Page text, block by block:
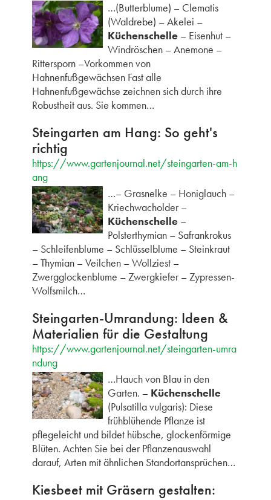
…(Butterblume) – Clematis
(Waldrebe) – Akelei –
Küchenschelle– Eisenhut –
Windröschen – Anemone –
Rittersporn –Vorkommen von
Hahnenfußgewächsen Fast alle
Hahnenfußgewächse zeichnen sich durch ihre
Robustheit aus. Sie kommen…
Steingarten am Hang: So geht's
richtig
https://www.gartenjournal.net/steingarten-am-h
ang
…– Grasnelke – Honiglauch –
Kriechwacholder –
Küchenschelle–
Polsterthymian – Safrankrokus
– Schleifenblume – Schlüsselblume – Steinkraut
– Thymian – Veilchen – Wollziest –
Zwergglockenblume – Zwergkiefer – Zypressen-
Wolfsmilch…
Steingarten-Umrandung: Ideen &
Materialien für die Gestaltung
https://www.gartenjournal.net/steingarten-umra
ndung
…Hauch von Blau in den
Garten. – Küchenschelle
(Pulsatilla vulgaris): Diese
frühblühende Pflanze ist
pflegeleicht und bildet hübsche, glockenförmige
Blüten. Achten Sie bei der Pflanzenauswahl
darauf, Arten mit ähnlichen Standortansprüchen…
Kiesbeet mit Gräsern gestalten: